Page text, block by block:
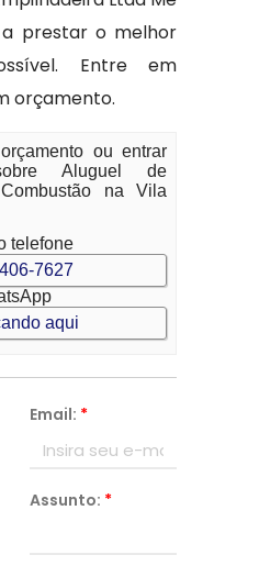
prestar o melhor
Entre em
orçamento.
ou entrar
Aluguel de
na Vila
telefone
7627
aqui
Email: *
Assunto: *